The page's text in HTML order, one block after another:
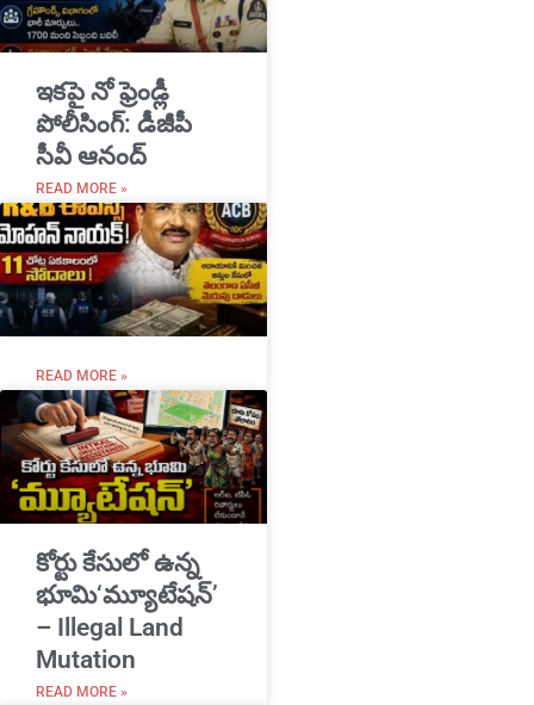
ఇకపై నో ఫ్రెండ్లీ
పోలీసింగ్: డీజీపీ
సీవీ ఆనంద్
READ MORE »
READ MORE »
​కోర్టు కేసులో ఉన్న
భూమి‘మ్యూటేషన్’
– Illegal Land
Mutation
READ MORE »